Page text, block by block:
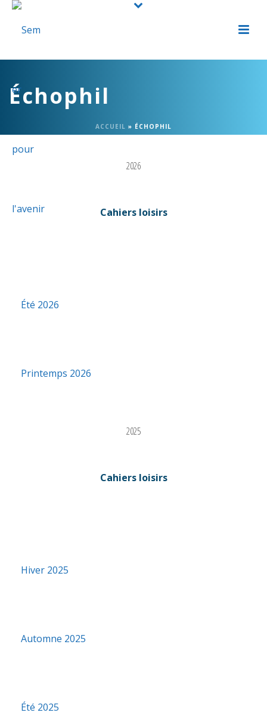
Échophil
ACCUEIL » ÉCHOPHIL
2026
Cahiers loisirs
Été 2026
Printemps 2026
2025
Cahiers loisirs
Hiver 2025
Automne 2025
Été 2025